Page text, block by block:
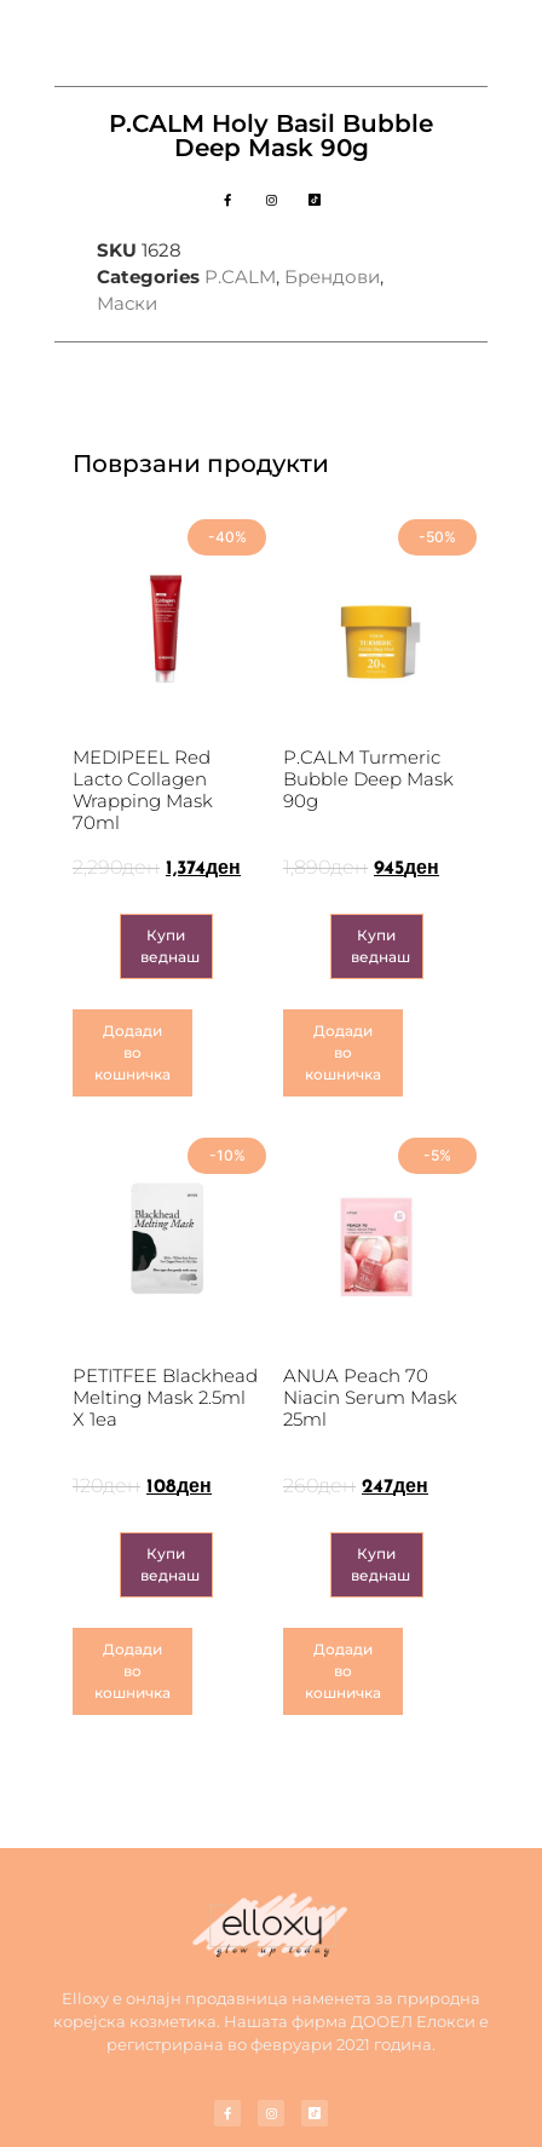
P.CALM Holy Basil Bubble
Deep Mask 90g
SKU 1628
Categories P.CALM, Брендови,
Маски
Поврзани продукти
-40%
MEDIPEEL Red
Lacto Collagen
Wrapping Mask
70ml
2,290ден 1,374ден
Купи
веднаш
Додади
во
кошничка
-50%
P.CALM Turmeric
Bubble Deep Mask
90g
1,890ден 945ден
Купи
веднаш
Додади
во
кошничка
-10%
PETITFEE Blackhead
Melting Mask 2.5ml
X 1ea
120ден 108ден
Купи
веднаш
Додади
во
кошничка
-5%
ANUA Peach 70
Niacin Serum Mask
25ml
260ден 247ден
Купи
веднаш
Додади
во
кошничка
Elloxy е онлајн продавница наменета за природна
корејска козметика. Нашата фирма ДООЕЛ Елокси е
регистрирана во февруари 2021 година.